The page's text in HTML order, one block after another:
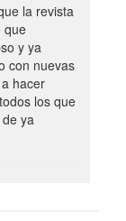
la revista
que
y ya
con nuevas
hacer
los que
ya